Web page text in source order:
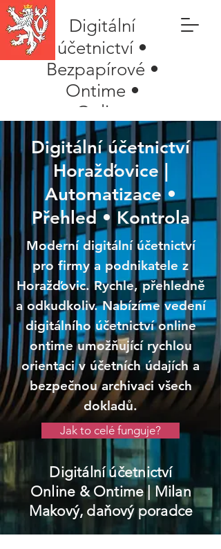
Digitální
účetnictví •
Bezpapírové •
Ontime •
Online
Digitální účetnictví
Horažďovice |
Automatizace •
Přehled • Kontrola
Moderní digitální účetnictví
pro firmy a podnikatele z
Horažďovic. Rychle, přehledně
a odkudkoliv. Nabízíme vedení
digitálního účetnictví online
ontime umožňující rychlou
orientaci v účetních údajích a
bezpečnou archivaci všech
dokladů.
Jak to celé funguje?
Digitální účetnictví
Online & Ontime| Milan
Makový, daňový poradce